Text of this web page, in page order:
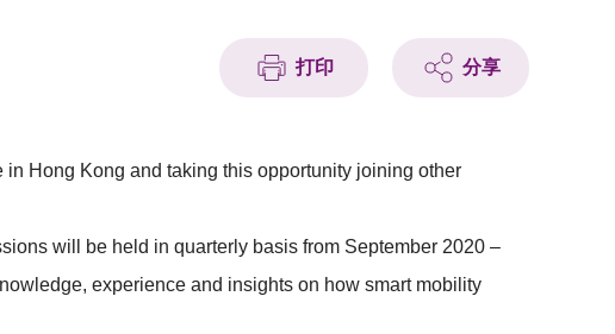
打印 分享
Hong Kong and taking this opportunity joining other
will be held in quarterly basis from September 2020 –
experience and insights on how smart mobility